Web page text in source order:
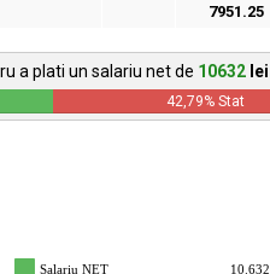
7951.25
a plati un salariu net de 10632 lei
42,79% Stat
Salariu NET 10.632